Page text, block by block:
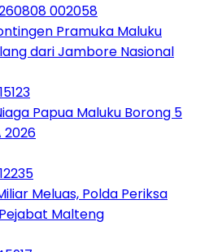
Pramuka Maluku
dari Jambore Nasional
Papua Maluku Borong 5
2026
Meluas, Polda Periksa
Malteng